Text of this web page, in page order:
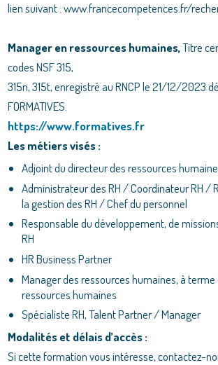
lien suivant : www.francecompetences.fr/
Manager en ressources humaines,Titre
codes NSF 315,
315n, 315t, enregistré au RNCP le 21/12/2023
FORMATIVES.
https://www.formatives.fr
Les métiers visés :
Adjoint du directeur des ressources
Administrateur des RH / Coordinateur RH /
la gestion des RH / Chef du personnel
Responsable du développement, de
RH
HR Business Partner
Manager des ressources humaines, à
ressources humaines
Spécialiste RH, Talent Partner / Manager
Modalités et délais d’accès :
Si cette formation vous intéresse, contactez-